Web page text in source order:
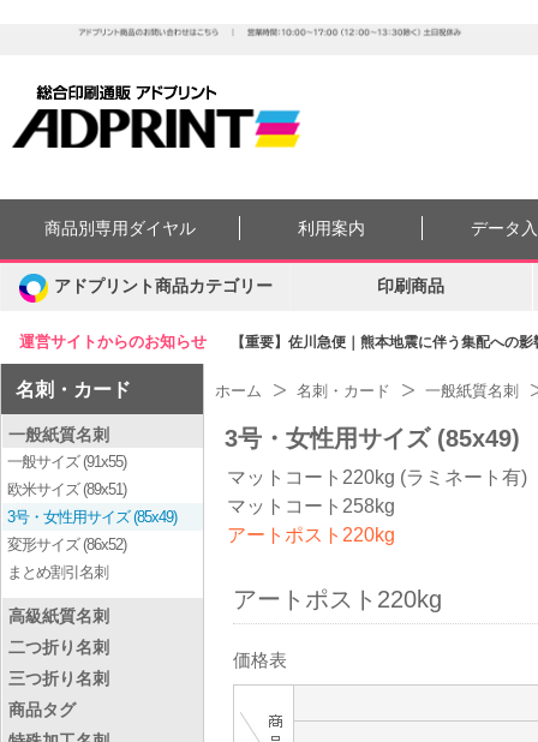
運営サイトからのお知らせ 【重要】佐川急便｜熊本地震に伴う集配への
商品別専用ダイヤル 利用案内 データ
アドプリント商品カテゴリー 印刷商品
名刺・カード
一般紙質名刺
一般サイズ (91x55)
欧米サイズ (89x51)
3号・女性用サイズ (85x49)
変形サイズ (86x52)
まとめ割引名刺
高級紙質名刺
二つ折り名刺
三つ折り名刺
商品タグ
ホーム 名刺・カード 一般紙質名刺
3号・女性用サイズ (85x49)
マットコート220kg (ラミネート有)
マットコート258kg
アートポスト220kg
アートポスト220kg
価格表